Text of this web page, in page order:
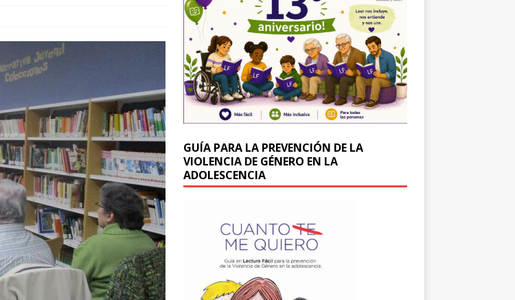
GUÍA PARA LA PREVENCIÓN DE LA
VIOLENCIA DE GÉNERO EN LA
ADOLESCENCIA